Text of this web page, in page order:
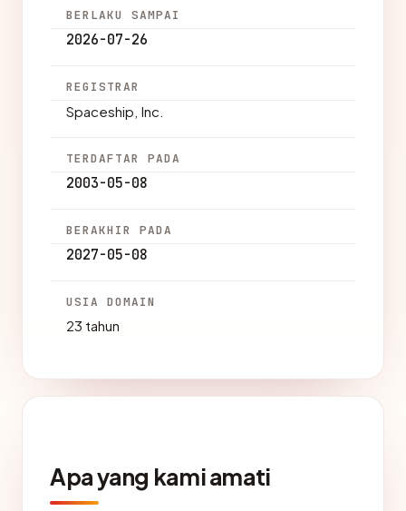
BERLAKU SAMPAI
2026-07-26
REGISTRAR
Spaceship, Inc.
TERDAFTAR PADA
2003-05-08
BERAKHIR PADA
2027-05-08
USIA DOMAIN
23 tahun
Apa yang kami amati